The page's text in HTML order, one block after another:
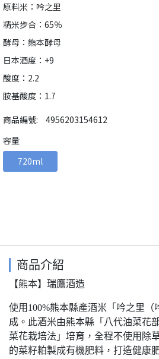
原料米：吟之里
精米步合：65％
酵母：熊本酵母
日本酒度：+9
酸度：2.2
胺基酸度：1.7
商品編號:
4956203154612
容量
720ml
商品介紹
【熊本】瑞鷹酒造
使用100%熊本縣產酒米「吟之里（
成。此酒米由熊本縣「八代油菜花
菜花栽培法」培育，全程不使用除
的菜籽粕製成有機肥料，打造健康